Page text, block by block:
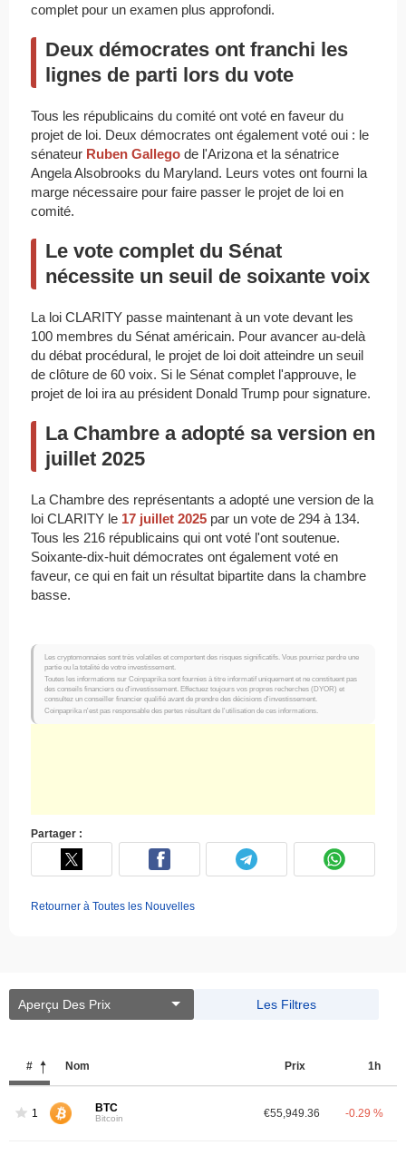
complet pour un examen plus approfondi.
Deux démocrates ont franchi les
lignes de parti lors du vote
Tous les républicains du comité ont voté en faveur du
projet de loi. Deux démocrates ont également voté oui : le
sénateur Ruben Gallego de l'Arizona et la sénatrice
Angela Alsobrooks du Maryland. Leurs votes ont fourni la
marge nécessaire pour faire passer le projet de loi en
comité.
Le vote complet du Sénat
nécessite un seuil de soixante voix
La loi CLARITY passe maintenant à un vote devant les
100 membres du Sénat américain. Pour avancer au-delà
du débat procédural, le projet de loi doit atteindre un seuil
de clôture de 60 voix. Si le Sénat complet l'approuve, le
projet de loi ira au président Donald Trump pour signature.
La Chambre a adopté sa version en
juillet 2025
La Chambre des représentants a adopté une version de la
loi CLARITY le 17 juillet 2025 par un vote de 294 à 134.
Tous les 216 républicains qui ont voté l'ont soutenue.
Soixante-dix-huit démocrates ont également voté en
faveur, ce qui en fait un résultat bipartite dans la chambre
basse.
Les cryptomonnaies sont très volatiles et comportent des risques significatifs. Vous pourriez perdre une
partie ou la totalité de votre investissement.
Toutes les informations sur Coinpaprika sont fournies à titre informatif uniquement et ne constituent pas
des conseils financiers ou d'investissement. Effectuez toujours vos propres recherches (DYOR) et
consultez un conseiller financier qualifié avant de prendre des décisions d'investissement.
Coinpaprika n'est pas responsable des pertes résultant de l'utilisation de ces informations.
Partager :
Retourner à Toutes les Nouvelles
Aperçu Des Prix Les Filtres
# Nom Prix ​​ 1h
1 BTC
Bitcoin €55,949.36 -0.29 %